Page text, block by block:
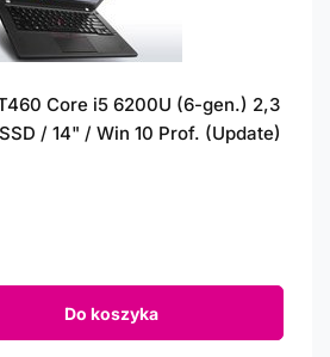
Core i5 6200U (6-gen.) 2,3
/ 14" / Win 10 Prof. (Update)
Do koszyka